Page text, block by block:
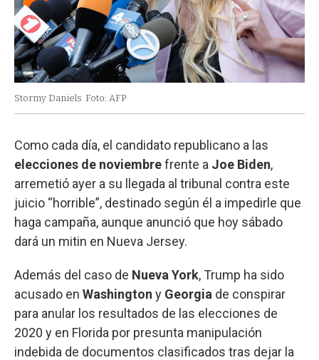
Stormy Daniels Foto: AFP
Como cada día, el candidato republicano a las
elecciones de noviembrefrente a Joe Biden,
arremetió ayer a su llegada al tribunal contra este
juicio “horrible”, destinado según él a impedirle que
haga campaña, aunque anunció que hoy sábado
dará un mitin en Nueva Jersey.
Además del caso de Nueva York, Trump ha sido
acusado en Washington y Georgia de conspirar
para anular los resultados de las elecciones de
2020 y en Florida por presunta manipulación
indebida de documentos clasificados tras dejar la